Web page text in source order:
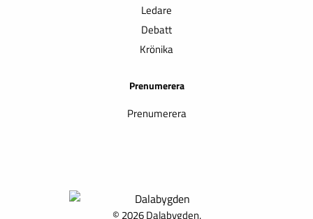
Ledare
Debatt
Krönika
Prenumerera
Prenumerera
© 2026 Dalabygden.